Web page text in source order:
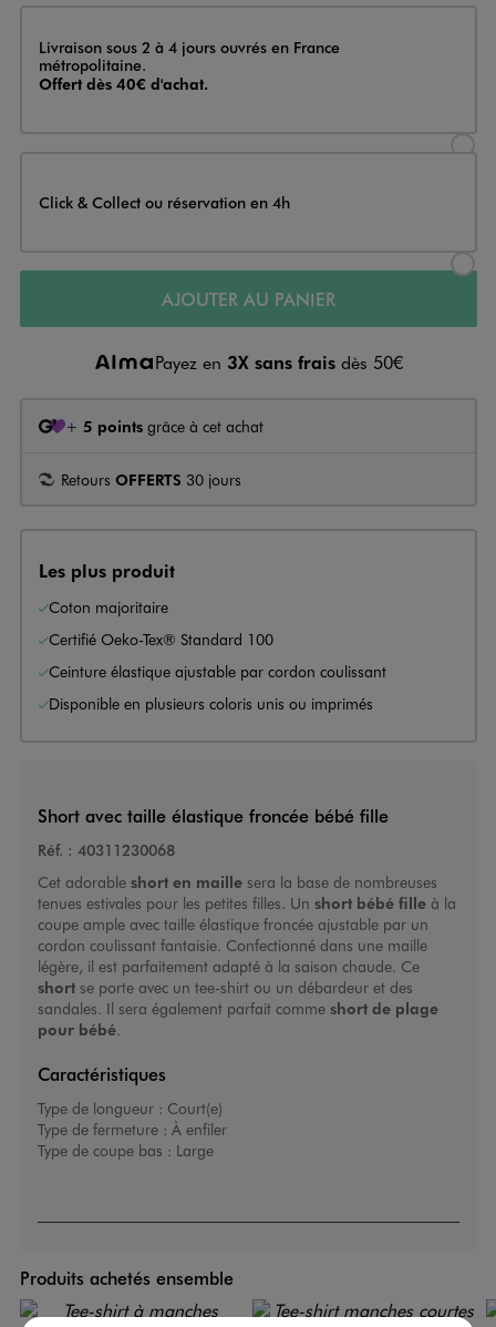
Livraison
Livraison sous 2 à 4 jours ouvrés en France
métropolitaine.
Offert dès 40€ d'achat.
Click & Collect ou réservation en 4h
AJOUTER AU PANIER
Payez en 3X sans frais dès 50€
+ 5 points grâce à cet achat
Retours OFFERTS 30 jours
Les plus produit
Coton majoritaire
Certifié Oeko-Tex® Standard 100
Ceinture élastique ajustable par cordon coulissant
Disponible en plusieurs coloris unis ou imprimés
Short avec taille élastique froncée bébé fille
Réf. : 40311230068
Cet adorable short en maillesera la base de nombreuses
tenues estivales pour les petites filles. Un short bébé filleà la
coupe ample avec taille élastique froncée ajustable par un
cordon coulissant fantaisie. Confectionné dans une maille
légère, il est parfaitement adapté à la saison chaude. Ce
short se porte avec un tee-shirt ou un débardeur et des
sandales. Il sera également parfait comme short de plage
pour bébé.
Caractéristiques
Type de longueur : Court(e)
Type de fermeture : À enfiler
Type de coupe bas : Large
Produits achetés ensemble